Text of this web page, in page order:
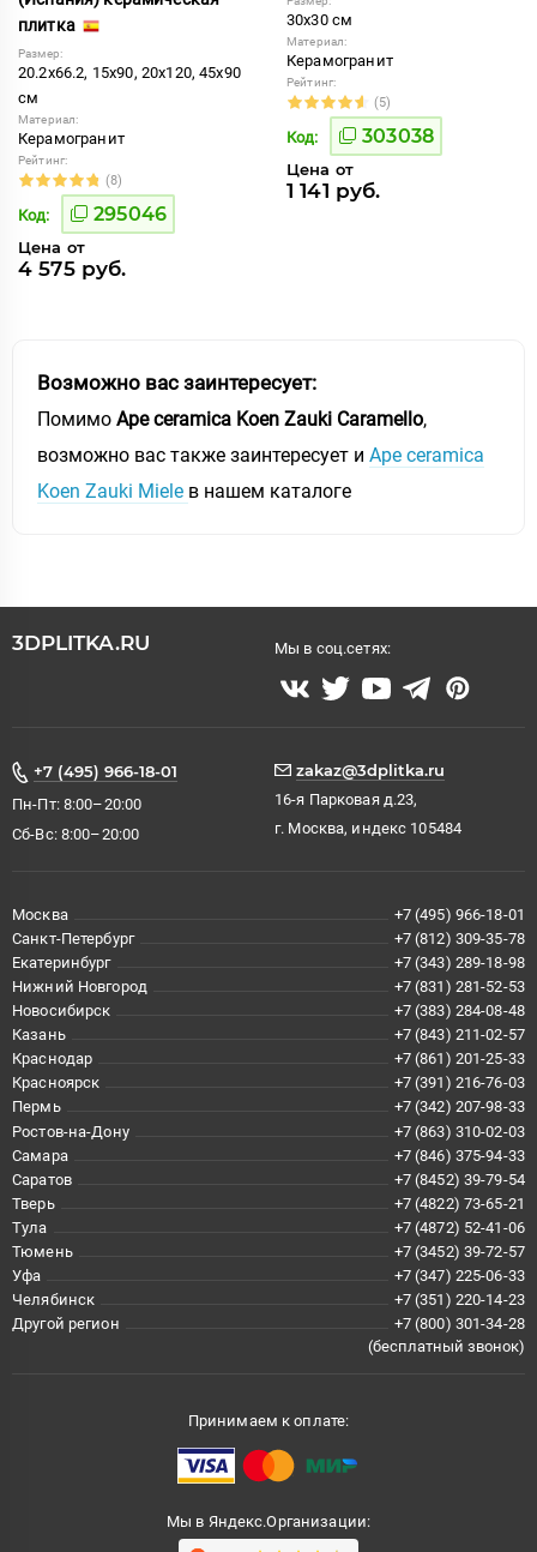
плитка
Размер:
20.2x66.2, 15x90, 20x120, 45x90
см
Материал:
Керамогранит
Рейтинг:
(8)
Код: 295046
Цена от
4 575 руб.
30x30 см
Материал:
Керамогранит
Рейтинг:
(5)
Код: 303038
Цена от
1 141 руб.
Возможно вас заинтересует:
Помимо Ape ceramica Koen Zauki Caramello,
возможно вас также заинтересует и Ape ceramica
Koen Zauki Miele в нашем каталоге
3DPLITKA.RU Мы в соц.сетях:
+7 (495) 966-18-01
Пн-Пт: 8:00–20:00
Сб-Вс: 8:00–20:00
zakaz@3dplitka.ru
16-я Парковая д.23,
г. Москва, индекс 105484
Москва
+7 (495) 966-18-01
Санкт-Петербург
+7 (812) 309-35-78
Екатеринбург
+7 (343) 289-18-98
Нижний Новгород
+7 (831) 281-52-53
Новосибирск
+7 (383) 284-08-48
Казань
+7 (843) 211-02-57
Краснодар
+7 (861) 201-25-33
Красноярск
+7 (391) 216-76-03
Пермь
+7 (342) 207-98-33
Ростов-на-Дону
+7 (863) 310-02-03
Самара
+7 (846) 375-94-33
Саратов
+7 (8452) 39-79-54
Тверь
+7 (4822) 73-65-21
Тула
+7 (4872) 52-41-06
Тюмень
+7 (3452) 39-72-57
Уфа
+7 (347) 225-06-33
Челябинск
+7 (351) 220-14-23
Другой регион
+7 (800) 301-34-28
(бесплатный звонок)
Принимаем к оплате:
Мы в Яндекс.Организации: